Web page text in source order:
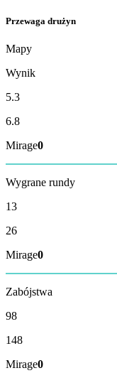
Przewaga drużyn
Mapy
Wynik
5.3
6.8
Mirage0
Wygrane rundy
13
26
Mirage0
Zabójstwa
98
148
Mirage0